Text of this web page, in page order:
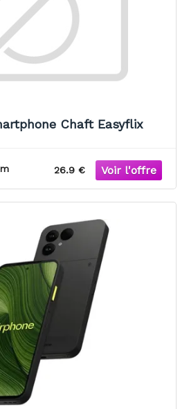
Chaft Easyflix
26.9 €